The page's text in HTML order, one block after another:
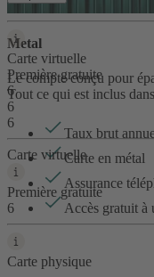
Metal
Le compte conçu pour
Tout ce qui est inclus
Taux brut
Carte en métal
Assurance
Accès gratuit à
Carte virtuelle
Première gratuite
6
6
6
Carte virtuelle
Première gratuite
6
Carte physique